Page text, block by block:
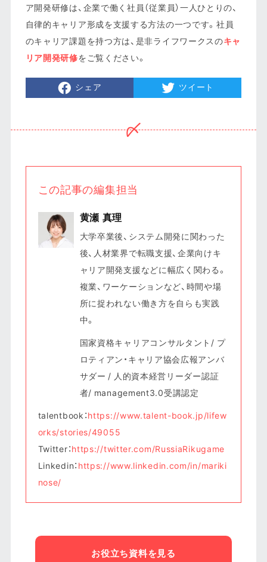
ア開発研修は、企業で働く社員（従業員）一人ひとりの、
自律的キャリア形成を支援する方法の一つです。社員
のキャリア課題を持つ方は、是非ライフワークスのキャ
リア開発研修をご覧ください。
シェア ツイート
この記事の編集担当
黄瀬 真理
大学卒業後、システム開発に関わった
後、人材業界で転職支援、企業向けキ
ャリア開発支援などに幅広く関わる。
複業、ワーケーションなど、時間や場
所に捉われない働き方を自らも実践
中。
国家資格キャリアコンサルタント/ プ
ロティアン・キャリア協会広報アンバ
サダー / 人的資本経営リーダー認証
者/ management3.0受講認定
talentbook：https://www.talent-book.jp/lifew
orks/stories/49055
Twitter：https://twitter.com/RussiaRikugame
Linkedin： https://www.linkedin.com/in/mariki
nose/
お役立ち資料を見る